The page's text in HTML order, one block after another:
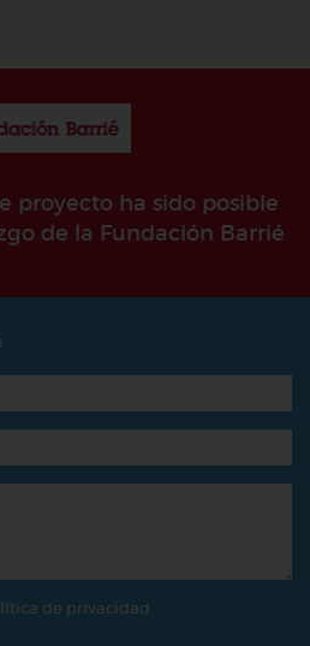
proyecto ha sido posible
de la Fundación Barrié
de privacidad